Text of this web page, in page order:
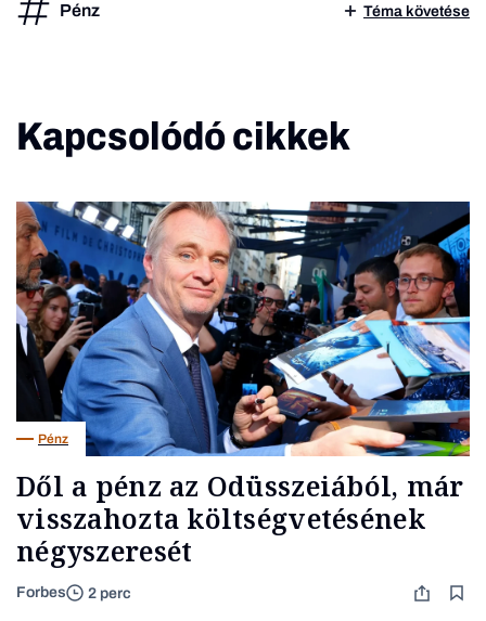
Pénz Téma követése
Kapcsolódó cikkek
Pénz
Dől a pénz az Odüsszeiából, már
visszahozta költségvetésének
négyszeresét
Forbes 2 perc